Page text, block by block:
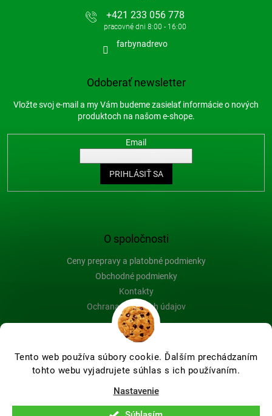
Tento web používa súbory cookie. Ďalším prechádzaním
tohto webu vyjadrujete súhlas s ich používaním.
Nastavenie
O spoločnosti
Ceny prepravy a platobné podmienky
Obchodné podmienky
Kontakty
Ochrana osobných údajov
Blog
+421 233 056 778
farbynadrevo
Odoberať newsletter
Vložte svoj e-mail a my Vám budeme zasielať informácie o nových
produktoch na našom e-shope.
Email
PRIHLÁSIŤ SA